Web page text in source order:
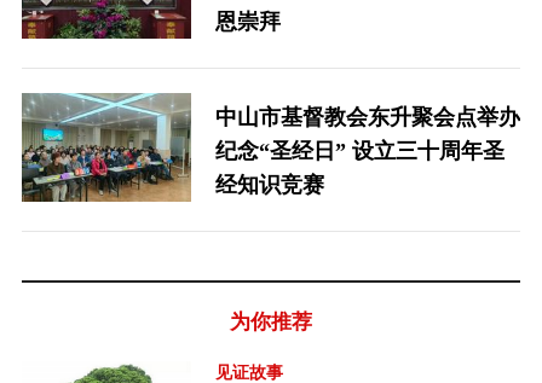
恩崇拜
中山市基督教会东升聚会点举办
纪念“圣经日” 设立三十周年圣
经知识竞赛
为你推荐
见证故事